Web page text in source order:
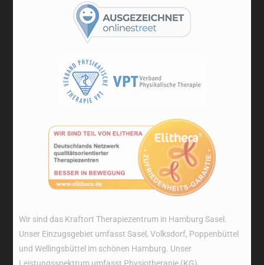
Wir sind das Kraftort Therapiezentrum in Hamburg Sasel.
Unser Einzugsgebiet umfasst Sasel, Volksdorf, Poppenbüttel
und Wellingsbüttel im schönen Hamburg. Unser